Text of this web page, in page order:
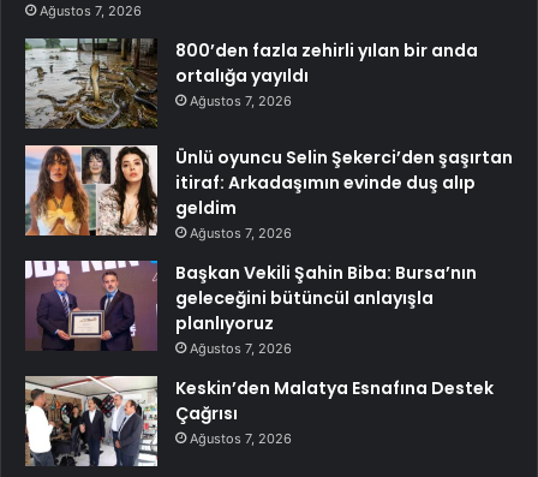
Ağustos 7, 2026
800’den fazla zehirli yılan bir anda
ortalığa yayıldı
Ağustos 7, 2026
Ünlü oyuncu Selin Şekerci’den şaşırtan
itiraf: Arkadaşımın evinde duş alıp
geldim
Ağustos 7, 2026
Başkan Vekili Şahin Biba: Bursa’nın
geleceğini bütüncül anlayışla
planlıyoruz
Ağustos 7, 2026
Keskin’den Malatya Esnafına Destek
Çağrısı
Ağustos 7, 2026